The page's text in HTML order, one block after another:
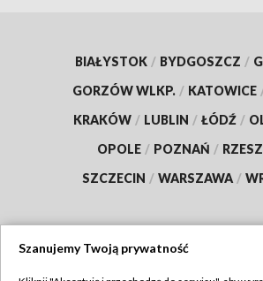
BIAŁYSTOK / BYDGOSZCZ /
GORZÓW WLKP. / KATOWICE
KRAKÓW / LUBLIN / ŁÓDŹ /
OPOLE / POZNAŃ /
SZCZECIN / WARSZAWA /
Szanujemy Twoją prywatność